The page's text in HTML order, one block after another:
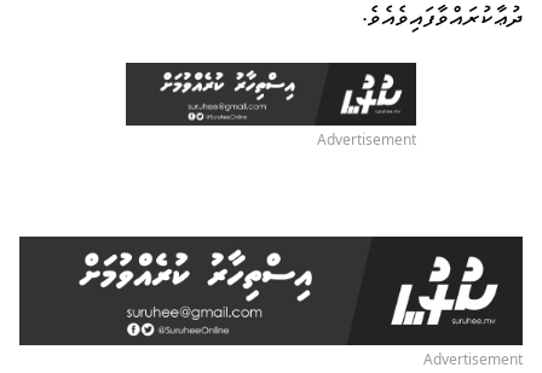
ދުޢާކުރައްވާފައިވެއެވެ.
Advertisement
Advertisement